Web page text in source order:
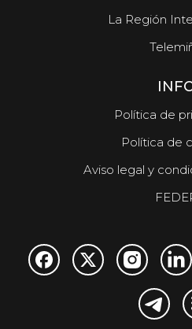
La Región
Política de
Política de
Aviso legal y